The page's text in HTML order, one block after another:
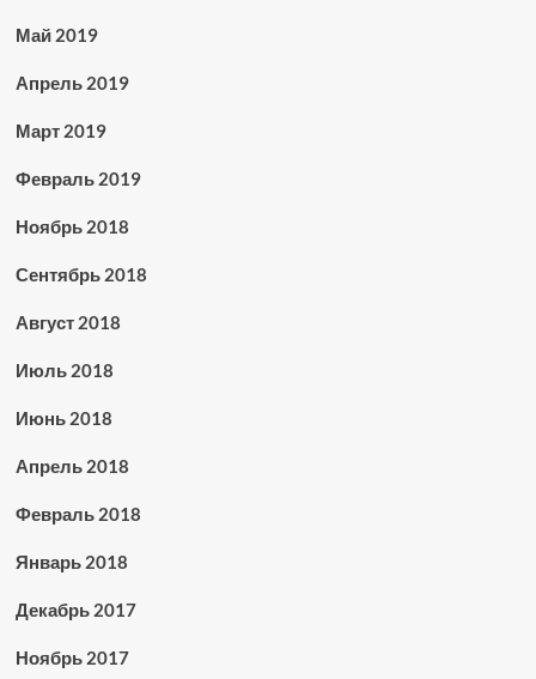
Май 2019
Апрель 2019
Март 2019
Февраль 2019
Ноябрь 2018
Сентябрь 2018
Август 2018
Июль 2018
Июнь 2018
Апрель 2018
Февраль 2018
Январь 2018
Декабрь 2017
Ноябрь 2017